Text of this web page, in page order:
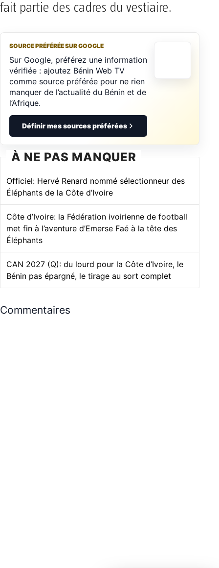
fait partie des cadres du vestiaire.
SOURCE PRÉFÉRÉE SUR GOOGLE
Sur Google, préférez une information
vérifiée : ajoutez Bénin Web TV
comme source préférée pour ne rien
manquer de l’actualité du Bénin et de
l’Afrique.
Définir mes sources préférées
À NE PAS MANQUER
Officiel: Hervé Renard nommé sélectionneur des
Éléphants de la Côte d’Ivoire
Côte d’Ivoire: la Fédération ivoirienne de football
met fin à l’aventure d’Emerse Faé à la tête des
Éléphants
CAN 2027 (Q): du lourd pour la Côte d’Ivoire, le
Bénin pas épargné, le tirage au sort complet
Commentaires